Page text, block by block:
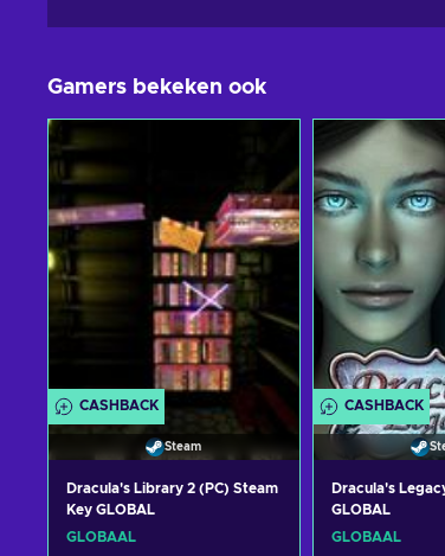
Gamers bekeken ook
CASHBACK
Steam
Dracula's Library 2 (PC) Steam
Key GLOBAL
GLOBAAL
CASHBACK
Dracula's
GLOBAL
GLOBAAL